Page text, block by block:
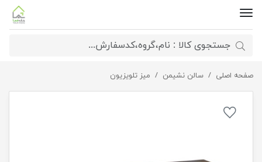
صفحه اصلی سالن نشیمن میز تلویزیون میز تلویزیون دو تیکه